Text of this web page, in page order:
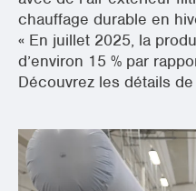
chauffage durable en
« En juillet 2025, la
d’environ 15 % par
Découvrez les détails